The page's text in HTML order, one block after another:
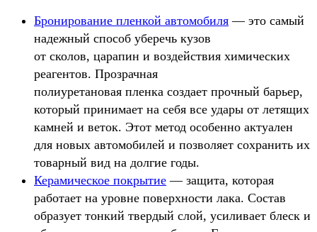
Бронирование пленкой автомобиля — это самый
надежный способ уберечь кузов
от сколов, царапин и воздействия химических
реагентов. Прозрачная
полиуретановая пленка создает прочный барьер,
который принимает на себя все удары от летящих
камней и веток. Этот метод особенно актуален
для новых автомобилей и позволяет сохранить их
товарный вид на долгие годы.
Керамическое покрытие — защита, которая
работает на уровне поверхности лака. Состав
образует тонкий твердый слой, усиливает блеск и